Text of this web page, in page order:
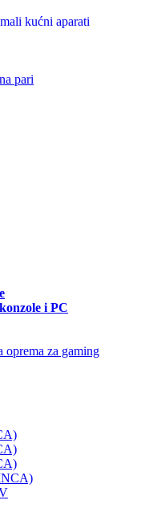
kućni aparati
pari
i PC
oprema za gaming